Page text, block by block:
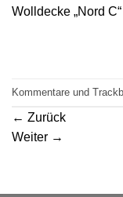
Wolldecke „Nord
Kommentare und
← Zurück
Weiter →